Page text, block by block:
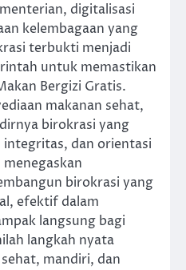
digitalisasi
kelembagaan yang
terbukti menjadi
untuk memastikan
Bergizi Gratis.
makanan sehat,
birokrasi yang
dan orientasi
birokrasi yang
efektif dalam
langsung bagi
langkah nyata
mandiri, dan